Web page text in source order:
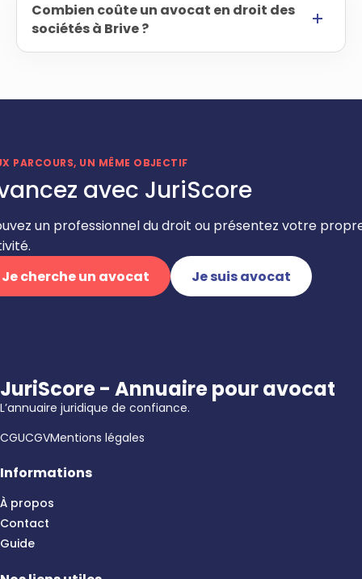
Combien coûte un avocat en droit des
sociétés à Brive ?
PARCOURS, UN MÊME OBJECTIF
avec JuriScore
un professionnel du droit ou présentez votre
Je cherche un avocat
Je suis avocat
JuriScore - Annuaire pour avocat
L’annuaire juridique de confiance.
CGUCGVMentions légales
Informations
À propos
Contact
Guide